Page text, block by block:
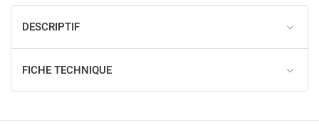
DESCRIPTIF
FICHE TECHNIQUE